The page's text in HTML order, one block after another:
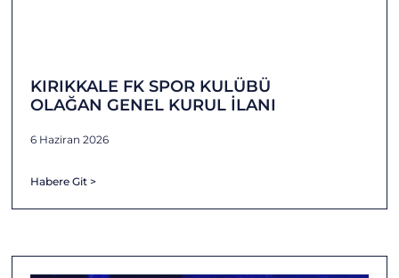
KIRIKKALE FK SPOR KULÜBÜ
OLAĞAN GENEL KURUL İLANI
6 Haziran 2026
Habere Git >